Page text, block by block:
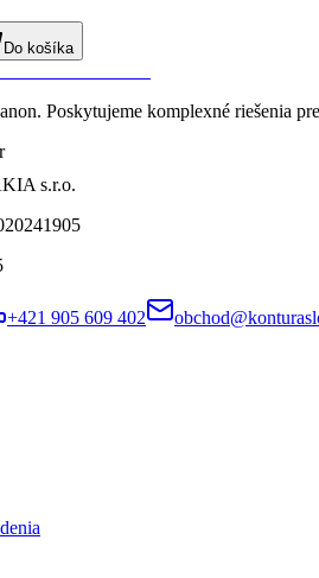
Do košíka
. Poskytujeme komplexné riešenia
s.r.o.
+421 905 609 402